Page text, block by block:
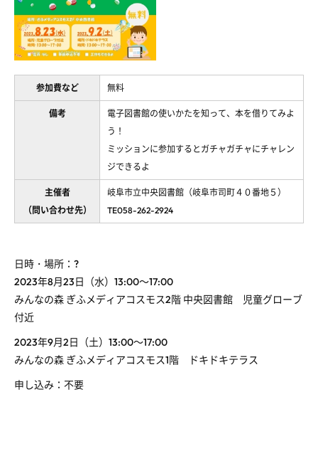
参加費など 無料
備考
電子図書館の使いかたを知って、本を借りてみよ
う！
ミッションに参加するとガチャガチャにチャレン
ジできるよ
主催者
（問い合わせ先）
岐阜市立中央図書館（岐阜市司町４０番地５）
TE058-262-2924
日時・場所：?
2023年8月23日（水）13:00～17:00
みんなの森 ぎふメディアコスモス2階 中央図書館 児童グローブ
付近
2023年9月2日（土）13:00～17:00
みんなの森 ぎふメディアコスモス1階 ドキドキテラス
申し込み：不要